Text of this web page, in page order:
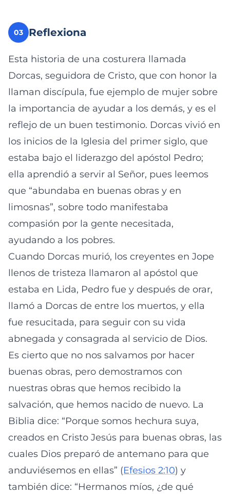
03 Reflexiona
Esta historia de una costurera llamada
Dorcas, seguidora de Cristo, que con honor la
llaman discípula, fue ejemplo de mujer sobre
la importancia de ayudar a los demás, y es el
reflejo de un buen testimonio. Dorcas vivió en
los inicios de la Iglesia del primer siglo, que
estaba bajo el liderazgo del apóstol Pedro;
ella aprendió a servir al Señor, pues leemos
que “abundaba en buenas obras y en
limosnas”, sobre todo manifestaba
compasión por la gente necesitada,
ayudando a los pobres.
Cuando Dorcas murió, los creyentes en Jope
llenos de tristeza llamaron al apóstol que
estaba en Lida, Pedro fue y después de orar,
llamó a Dorcas de entre los muertos, y ella
fue resucitada, para seguir con su vida
abnegada y consagrada al servicio de Dios.
Es cierto que no nos salvamos por hacer
buenas obras, pero demostramos con
nuestras obras que hemos recibido la
salvación, que hemos nacido de nuevo. La
Biblia dice: “Porque somos hechura suya,
creados en Cristo Jesús para buenas obras, las
cuales Dios preparó de antemano para que
anduviésemos en ellas” (Efesios 2:10) y
también dice: “Hermanos míos, ¿de qué